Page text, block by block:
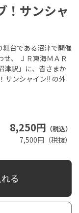
！サンシャ
8,250円 （税込）
7,500円（税抜）
台である沼津で開催
、 ＪＲ東海ＭＡＲ
津駅」に、皆さまか
サンシャイン!! の外
る